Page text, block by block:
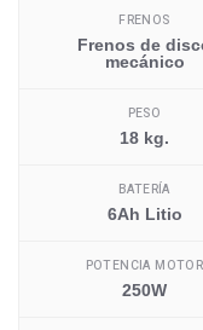
FRENOS
Frenos de
mecánico
PESO
18 kg.
BATERÍA
6Ah Litio
POTENCIA MOTOR
250W